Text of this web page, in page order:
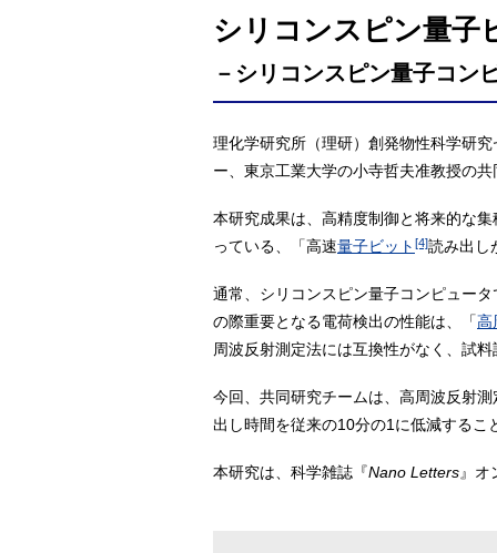
シリコンスピン量子
－シリコンスピン量子コン
理化学研究所（理研）創発物性科学研
ー、東京工業大学の小寺哲夫准教授の
本研究成果は、高精度制御と将来的な
っている、「高速量子ビット [4]読み出し
通常、シリコンスピン量子コンピュー
の際重要となる電荷検出の性能は、「高
周波反射測定法には互換性がなく、試
今回、共同研究チームは、高周波反射
出し時間を従来の10分の1に低減するこ
本研究は、科学雑誌『Nano Letters』オ